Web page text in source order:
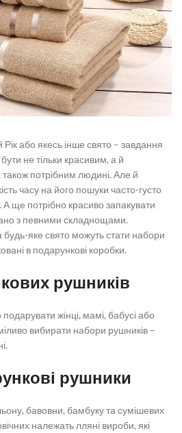
або якесь інше свято – завдання
не тільки красивим, а й
потрібним людині. Але й
часу на його пошуки часто-густо
ще потрібно красиво запакувати
з певними складнощами.
яке свято можуть стати набори
в подарункові коробки.
рушників
жінці, мамі, бабусі або
вибирати набори рушників –
рушники
бавовни, бамбуку та сумішевих
належать лляні вироби, які